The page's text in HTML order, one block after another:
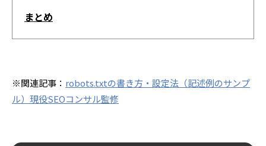
まとめ
※関連記事： robots.txtの書き方・設定法（記述例のサンプ
ル）現役SEOコンサル監修